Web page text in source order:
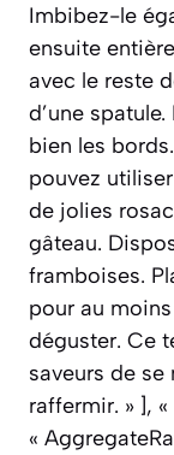
Imbibez-le
ensuite
avec le reste
d’une
bien les
pouvez
de jolies
gâteau.
framboises.
pour au
déguster. Ce
saveurs de
raffermir. » ],
«